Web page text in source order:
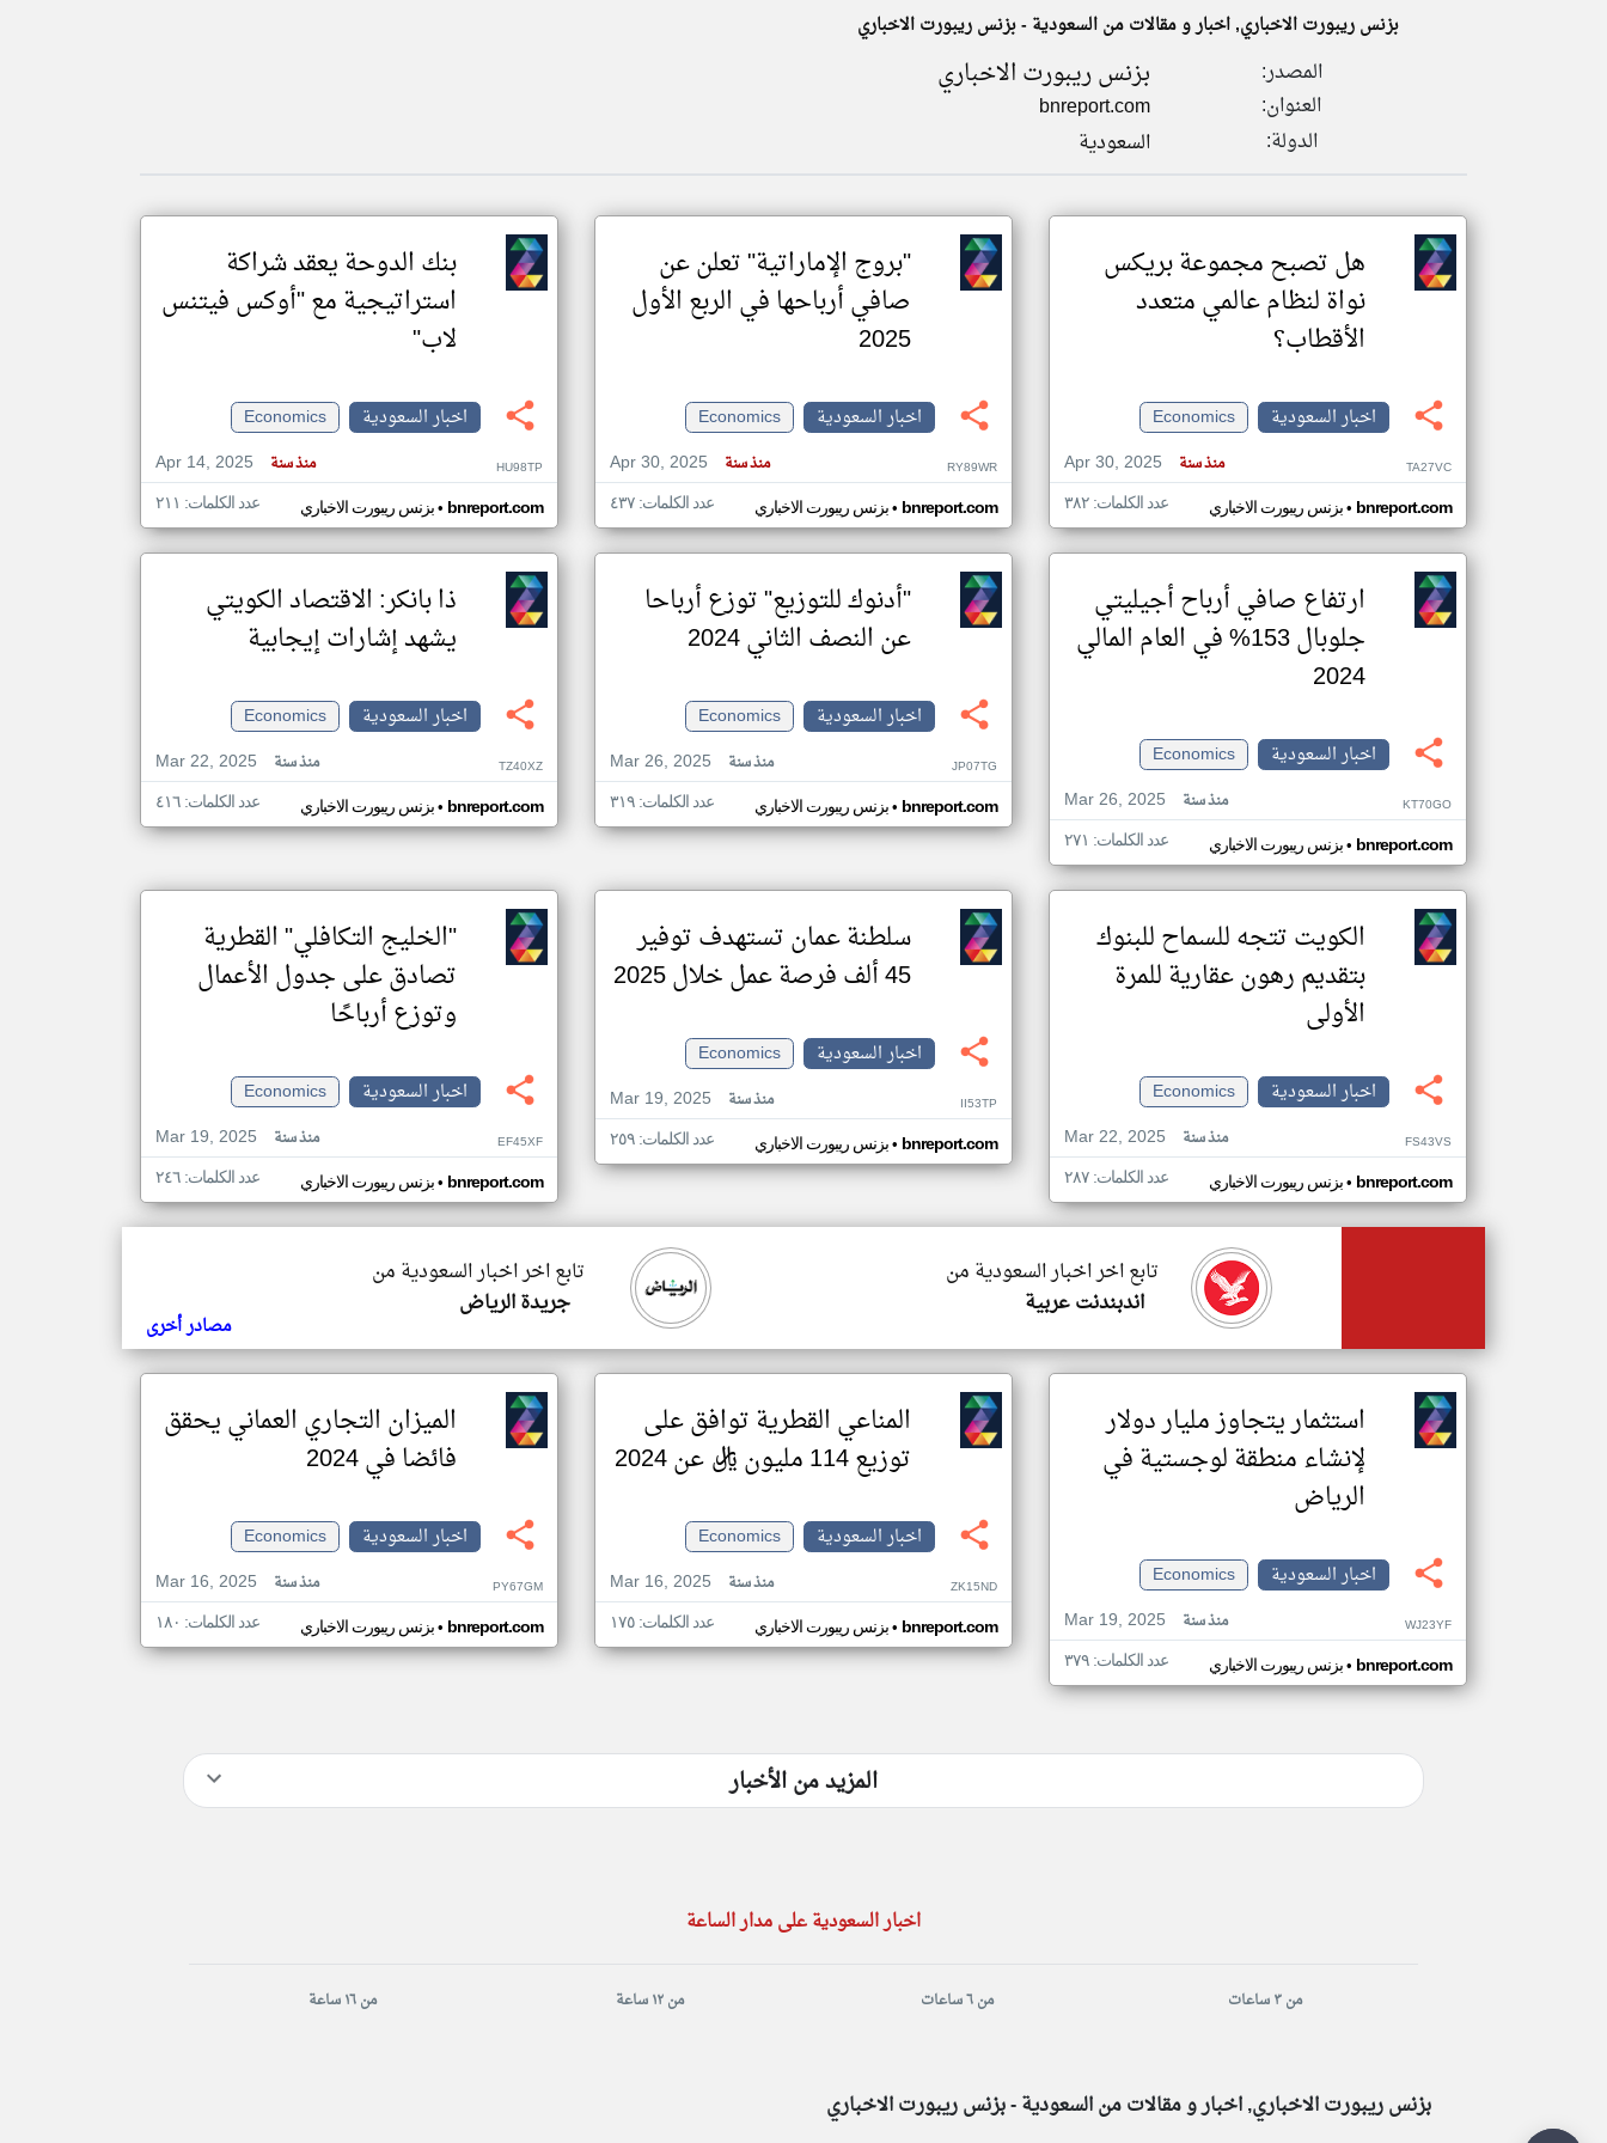
بزنس ريبورت الاخباري, اخبار و مقالات من السعودية - بزنس ريبورت الاخباري
المصدر: بزنس ريبورت الاخباري
العنوان:
bnreport.com
الدولة:
السعودية
هل تصبح مجموعة بريكس
نواة لنظام عالمي متعدد
الأقطاب؟
اخبار السعودية
Economics
Apr 30, 2025
منذ سنة TA27VC
بزنس ريبورت الاخباري• bnreport.com عدد الكلمات: ٣٨٢
"بروج الإماراتية" تعلن عن
صافي أرباحها في الربع الأول
2025
اخبار السعودية
Economics
Apr 30, 2025
منذ سنة RY89WR
بزنس ريبورت الاخباري• bnreport.com عدد الكلمات: ٤٣٧
بنك الدوحة يعقد شراكة
استراتيجية مع "أوكس فيتنس
لاب"
اخبار السعودية
Economics
Apr 14, 2025
منذ سنة HU98TP
بزنس ريبورت الاخباري• bnreport.com عدد الكلمات: ٢١١
ارتفاع صافي أرباح أجيليتي
جلوبال 153% في العام المالي
2024
اخبار السعودية
Economics
Mar 26, 2025
منذ سنة KT70GO
بزنس ريبورت الاخباري• bnreport.com عدد الكلمات: ٢٧١
"أدنوك للتوزيع" توزع أرباحا
عن النصف الثاني 2024
اخبار السعودية
Economics
Mar 26, 2025
منذ سنة JP07TG
بزنس ريبورت الاخباري• bnreport.com عدد الكلمات: ٣١٩
ذا بانكر: الاقتصاد الكويتي
يشهد إشارات إيجابية
اخبار السعودية
Economics
Mar 22, 2025
منذ سنة TZ40XZ
بزنس ريبورت الاخباري• bnreport.com عدد الكلمات: ٤١٦
الكويت تتجه للسماح للبنوك
بتقديم رهون عقارية للمرة
الأولى
اخبار السعودية
Economics
Mar 22, 2025
منذ سنة FS43VS
بزنس ريبورت الاخباري• bnreport.com عدد الكلمات: ٢٨٧
سلطنة عمان تستهدف توفير
45 ألف فرصة عمل خلال 2025
اخبار السعودية
Economics
Mar 19, 2025
منذ سنة II53TP
بزنس ريبورت الاخباري• bnreport.com عدد الكلمات: ٢٥٩
"الخليج التكافلي" القطرية
تصادق على جدول الأعمال
وتوزع أرباحًا
اخبار السعودية
Economics
Mar 19, 2025
منذ سنة EF45XF
بزنس ريبورت الاخباري• bnreport.com عدد الكلمات: ٢٤٦
تابع اخر اخبار السعودية من
جريدة الرياض
تابع اخر اخبار السعودية من
اندبندنت عربية
مصادر أخرى
استثمار يتجاوز مليار دولار
لإنشاء منطقة لوجستية في
الرياض
اخبار السعودية
Economics
Mar 19, 2025
منذ سنة WJ23YF
بزنس ريبورت الاخباري• bnreport.com عدد الكلمات: ٣٧٩
المناعي القطرية توافق على
توزيع 114 مليون ريال عن 2024
اخبار السعودية
Economics
Mar 16, 2025
منذ سنة ZK15ND
بزنس ريبورت الاخباري• bnreport.com عدد الكلمات: ١٧٥
الميزان التجاري العماني يحقق
فائضا في 2024
اخبار السعودية
Economics
Mar 16, 2025
منذ سنة PY67GM
بزنس ريبورت الاخباري• bnreport.com عدد الكلمات: ١٨٠
المزيد من الأخبار
اخبار السعودية على مدار الساعة
من ٣ ساعات من ٦ ساعات من ١٢ ساعة من ١٦ ساعة
بزنس ريبورت الاخباري, اخبار و مقالات من السعودية - بزنس ريبورت الاخباري